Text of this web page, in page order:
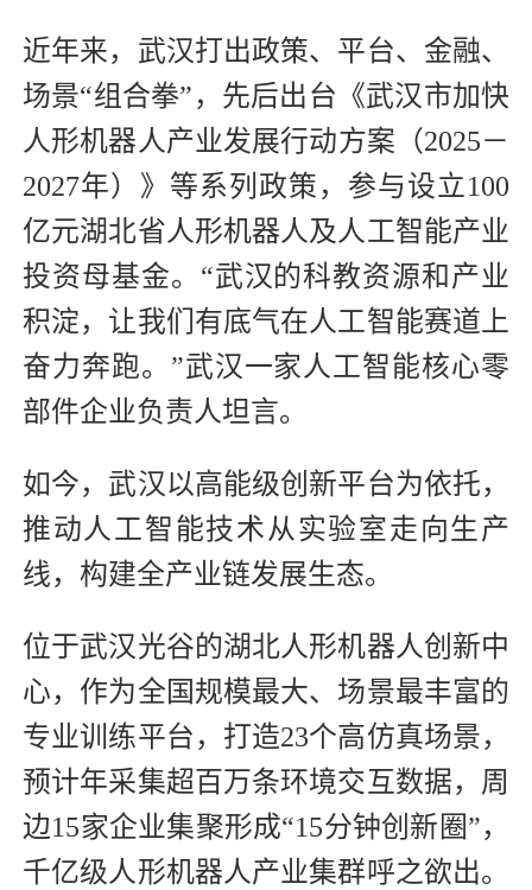
近年来，武汉打出政策、平台、金融、
场景“组合拳”，先后出台《武汉市加快
人形机器人产业发展行动方案（2025－
2027年）》等系列政策，参与设立100
亿元湖北省人形机器人及人工智能产业
投资母基金。“武汉的科教资源和产业
积淀，让我们有底气在人工智能赛道上
奋力奔跑。”武汉一家人工智能核心零
部件企业负责人坦言。
如今，武汉以高能级创新平台为依托，
推动人工智能技术从实验室走向生产
线，构建全产业链发展生态。
位于武汉光谷的湖北人形机器人创新中
心，作为全国规模最大、场景最丰富的
专业训练平台，打造23个高仿真场景，
预计年采集超百万条环境交互数据，周
边15家企业集聚形成“15分钟创新圈”，
千亿级人形机器人产业集群呼之欲出。